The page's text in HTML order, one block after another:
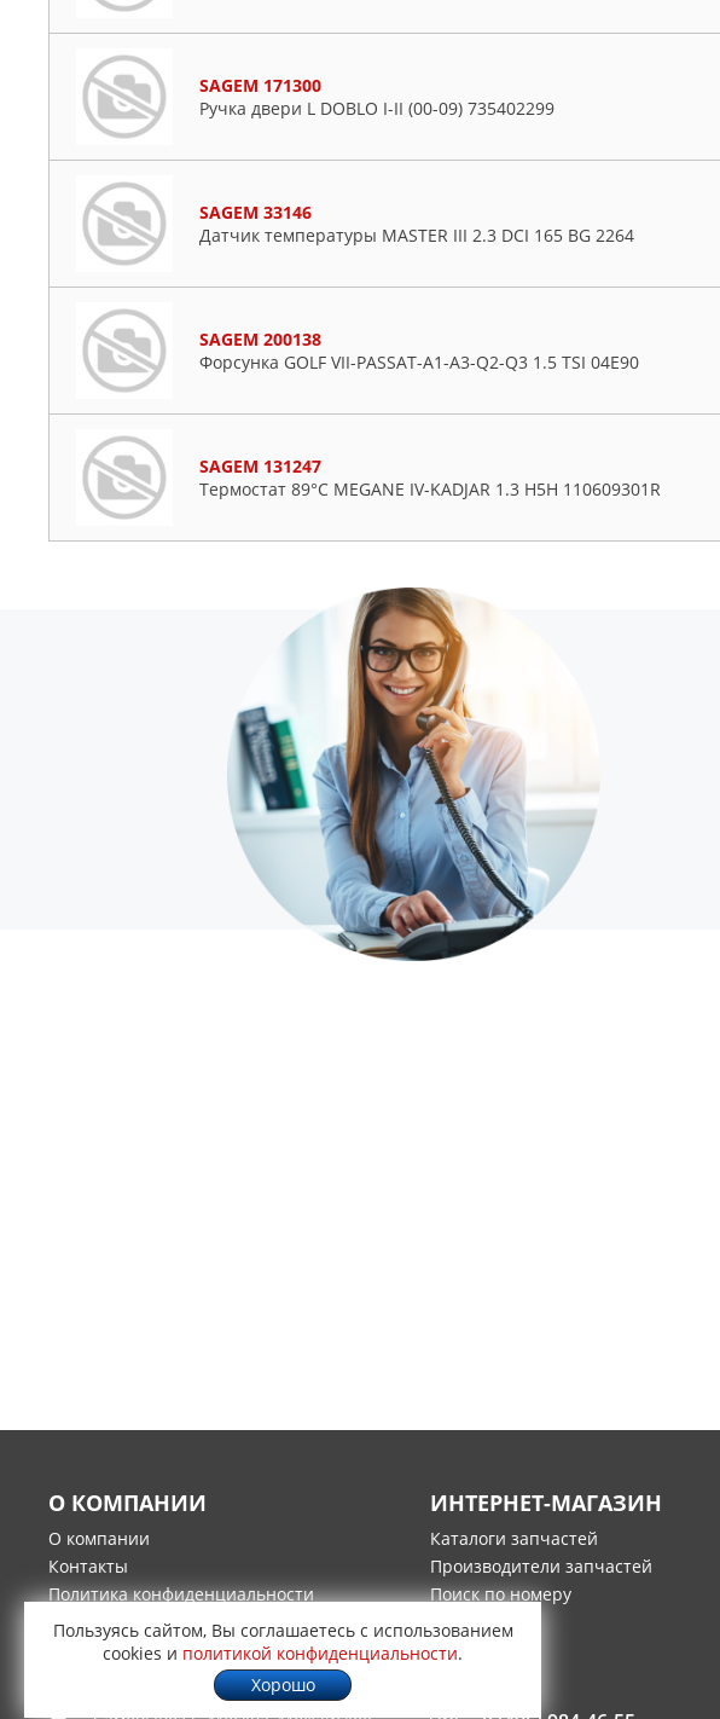
SAGEM 171300
Ручка двери L DOBLO I-II (00-09) 735402299
SAGEM 33146
Датчик температуры MASTER III 2.3 DCI 165 BG 2264
SAGEM 200138
Форсунка GOLF VII-PASSAT-A1-A3-Q2-Q3 1.5 TSI 04E90
SAGEM 131247
Термостат 89°C MEGANE IV-KADJAR 1.3 H5H 110609301R
О КОМПАНИИ
О компании
Контакты
Политика конфиденциальности
Гарантия и возврат товара
ИНТЕРНЕТ-МАГАЗИН
Каталоги запчастей
Производители запчастей
Поиск по номеру
Оплата
Доставка
Пользуясь сайтом, Вы соглашаетесь с использованием
cookies и политикой конфиденциальности.
Хорошо